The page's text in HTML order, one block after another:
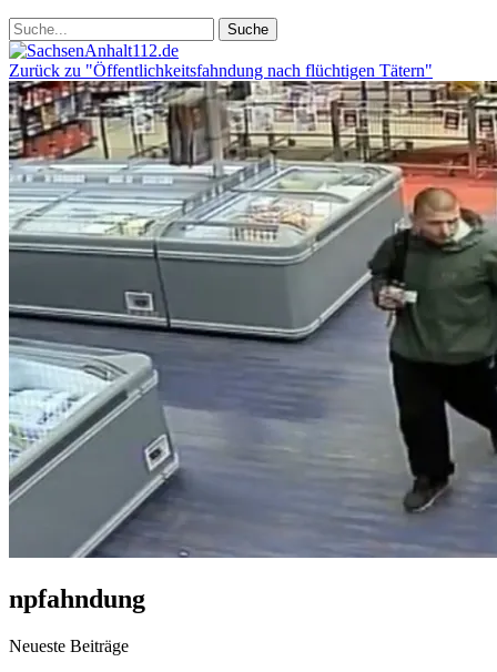
Zurück zu "Öffentlichkeitsfahndung nach flüchtigen Tätern"
npfahndung
Neueste Beiträge